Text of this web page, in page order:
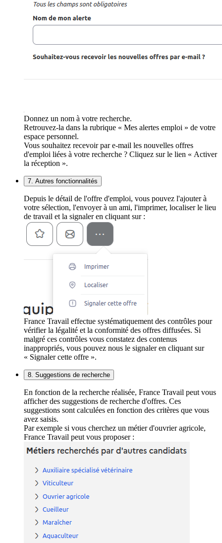
Donnez un nom à votre recherche.
Retrouvez-la dans la rubrique « Mes alertes emploi » de votre
espace personnel.
Vous souhaitez recevoir par e-mail les nouvelles offres
d'emploi liées à votre recherche ? Cliquez sur le lien « Activer
la réception ».
7. Autres fonctionnalités
Depuis le détail de l'offre d'emploi, vous pouvez l'ajouter à
votre sélection, l'envoyer à un ami, l'imprimer, localiser le lieu
de travail et la signaler en cliquant sur :
France Travail effectue systématiquement des contrôles pour
vérifier la légalité et la conformité des offres diffusées. Si
malgré ces contrôles vous constatez des contenus
inappropriés, vous pouvez nous le signaler en cliquant sur
« Signaler cette offre ».
8. Suggestions de recherche
En fonction de la recherche réalisée, France Travail peut vous
afficher des suggestions de recherche d'offres. Ces
suggestions sont calculées en fonction des critères que vous
avez saisis.
Par exemple si vous cherchez un métier d'ouvrier agricole,
France Travail peut vous proposer :